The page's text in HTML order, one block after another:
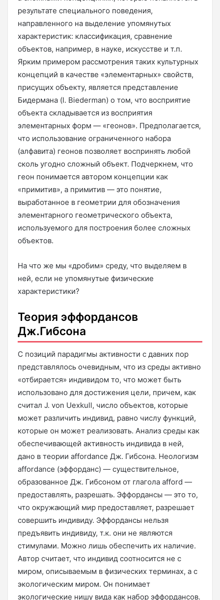
результате специального поведения,
направленного на выделение упомянутых
характеристик: классификация, сравнение
объектов, например, в науке, искусстве и т.п.
Ярким примером рассмотрения таких культурных
концепций в качестве «элементарных» свойств,
присущих объекту, является представление
Бидермана (I. Biederman) о том, что восприятие
объекта складывается из восприятия
элементарных форм — «геонов». Предполагается,
что использование ограниченного набора
(алфавита) геонов позволяет воспринять любой
сколь угодно сложный объект. Подчеркнем, что
геон понимается автором концепции как
«примитив», а примитив — это понятие,
выработанное в геометрии для обозначения
элементарного геометрического объекта,
используемого для построения более сложных
объектов.
На что же мы «дробим» среду, что выделяем в
ней, если не упомянутые физические
характеристики?
Теория эффордансов
Дж.Гибсона
С позиций парадигмы активности с давних пор
представлялось очевидным, что из среды активно
«отбирается» индивидом то, что может быть
использовано для достижения цели, причем, как
считал J. von Uexkull, число объектов, которые
может различить индивид, равно числу функций,
которые он может реализовать. Анализ среды как
обеспечивающей активность индивида в ней,
дано в теории affordance Дж. Гибсона. Неологизм
affordance (эффорданс) — существительное,
образованное Дж. Гибсоном от глагола afford —
предоставлять, разрешать. Эффордансы — это то,
что окружающий мир предоставляет, разрешает
совершить индивиду. Эффордансы нельзя
предъявить индивиду, т.к. они не являются
стимулами. Можно лишь обеспечить их наличие.
Автор считает, что индивид соотносится не с
миром, описываемым в физических терминах, а с
экологическим миром. Он понимает
экологические нишу вида как набор эффордансов.